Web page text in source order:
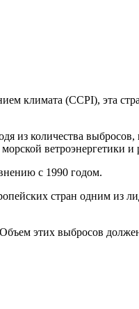
климата (CCPI), эта
из количества
ветроэнергетики
с 1990 годом.
стран одним из
этих выбросов